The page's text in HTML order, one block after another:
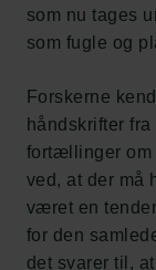
som nu tages
som fugle og
Forskerne
håndskrifter
fortællinger om
ved, at der må
været en
for den
det svarer til,